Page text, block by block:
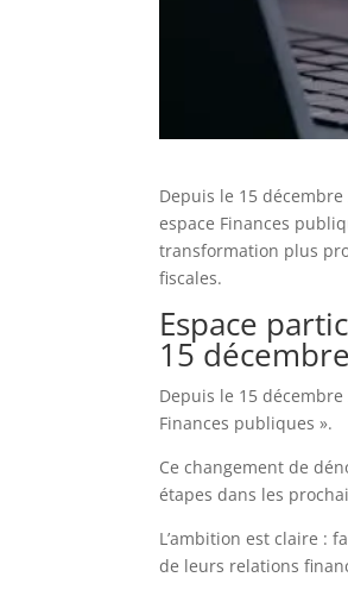
Depuis le 15
espace Finances
transformation plus
fiscales.
Espace
15
Depuis le 15
Finances publiques ».
Ce changement de
étapes dans les
L’ambition est claire :
de leurs relations